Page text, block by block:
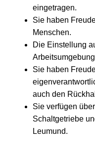
eingetragen.
Sie haben
Menschen.
Die Einstellung
Sie haben
auch den
Sie verfügen
Schaltgetriebe
Leumund.